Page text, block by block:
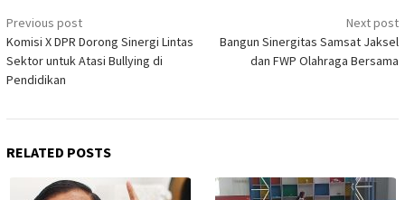
Post
navigation
Previous post
Komisi X DPR Dorong Sinergi Lintas
Sektor untuk Atasi Bullying di
Pendidikan
Next post
Bangun Sinergitas Samsat Jaksel
dan FWP Olahraga Bersama
RELATED POSTS